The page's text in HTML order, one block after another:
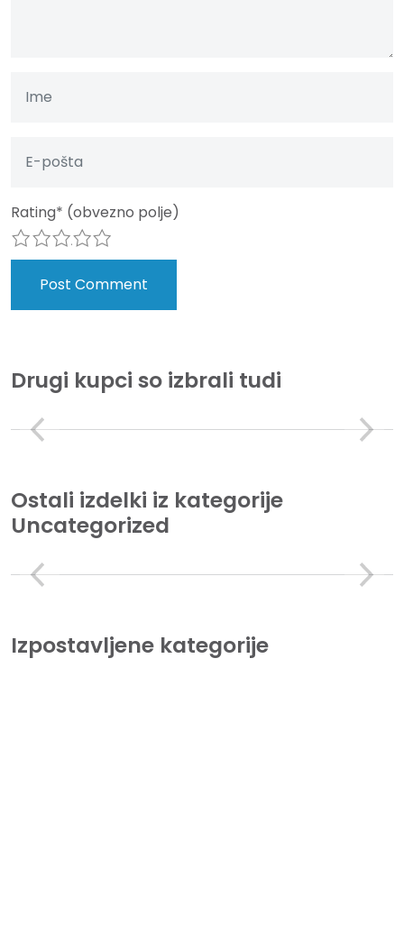
Rating* (obvezno polje)
5
4
3
2
Drugi kupci so izbrali tudi
Ostali izdelki iz kategorije
Uncategorized
Izpostavljene kategorije